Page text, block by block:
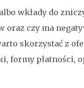
wkłady do
oraz czy ma
skorzystać z
formy płatności,